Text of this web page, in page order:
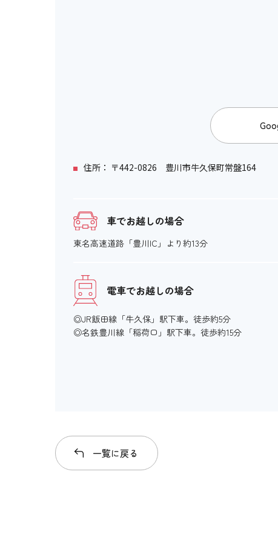
住所： 〒442-0826 豊川市牛久保町常盤164
車でお越しの場合
東名高速道路「豊川IC」より約13分
電車でお越しの場合
◎JR飯田線「牛久保」駅下車。徒歩約5分
◎名鉄豊川線「稲荷口」駅下車。徒歩約15分
一覧に戻る